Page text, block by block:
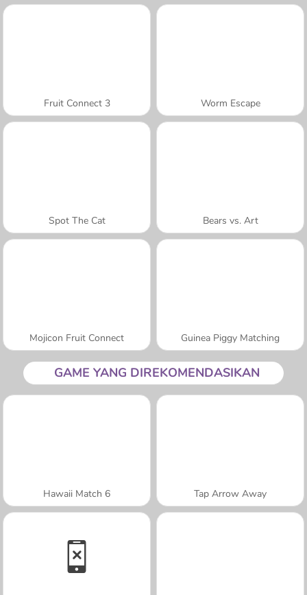
Fruit Connect 3 Worm Escape
Spot The Cat Bears vs. Art
Mojicon Fruit Connect Guinea Piggy Matching
GAME YANG DIREKOMENDASIKAN
Hawaii Match 6 Tap Arrow Away